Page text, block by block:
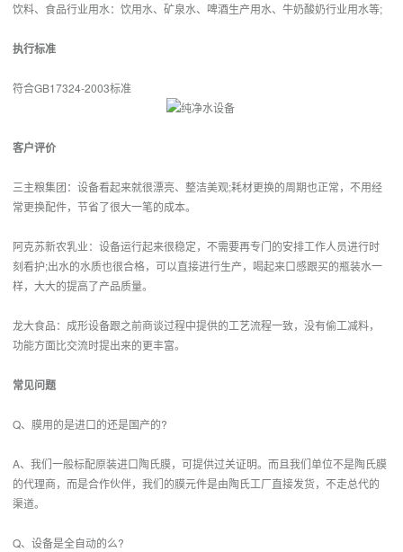
饮料、食品行业用水：饮用水、矿泉水、啤酒生产用水、牛奶酸奶行业用水等;
执行标准
符合GB17324-2003标准
客户评价
三主粮集团：设备看起来就很漂亮、整洁美观;耗材更换的周期也正常，不用经
常更换配件，节省了很大一笔的成本。
阿克苏新农乳业：设备运行起来很稳定，不需要再专门的安排工作人员进行时
刻看护;出水的水质也很合格，可以直接进行生产，喝起来口感跟买的瓶装水一
样，大大的提高了产品质量。
龙大食品：成形设备跟之前商谈过程中提供的工艺流程一致，没有偷工减料，
功能方面比交流时提出来的更丰富。
常见问题
Q、膜用的是进口的还是国产的?
A、我们一般标配原装进口陶氏膜，可提供过关证明。而且我们单位不是陶氏膜
的代理商，而是合作伙伴，我们的膜元件是由陶氏工厂直接发货，不走总代的
渠道。
Q、设备是全自动的么?